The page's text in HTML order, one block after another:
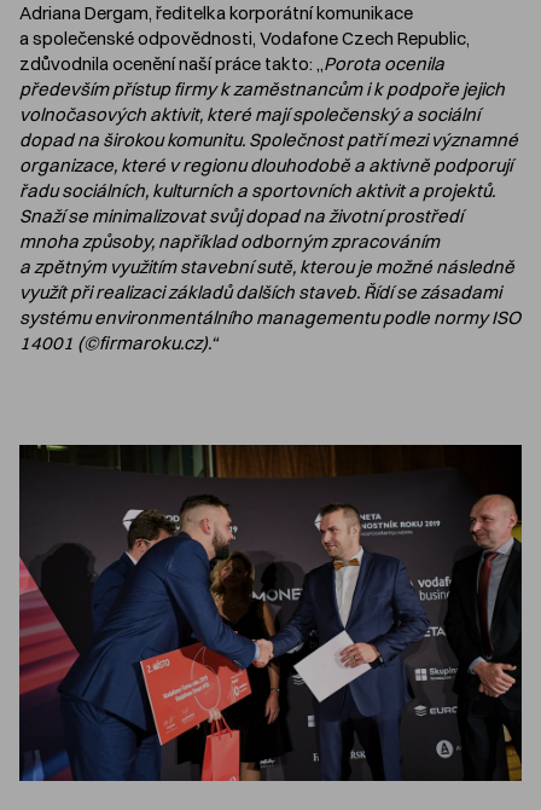
Adriana Dergam, ředitelka korporátní komunikace
a společenské odpovědnosti, Vodafone Czech Republic,
zdůvodnila ocenění naší práce takto: „Porota ocenila
především přístup firmy k zaměstnancům i k podpoře jejich
volnočasových aktivit, které mají společenský a sociální
dopad na širokou komunitu. Společnost patří mezi významné
organizace, které v regionu dlouhodobě a aktivně podporují
řadu sociálních, kulturních a sportovních aktivit a projektů.
Snaží se minimalizovat svůj dopad na životní prostředí
mnoha způsoby, například odborným zpracováním
a zpětným využitím stavební sutě, kterou je možné následně
využít při realizaci základů dalších staveb. Řídí se zásadami
systému environmentálního managementu podle normy ISO
14001 (©firmaroku.cz).“